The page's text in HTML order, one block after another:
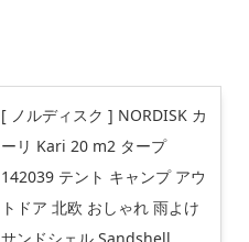
[ ノルディスク ] NORDISK カ
ーリ Kari 20 m2 タープ
142039 テント キャンプ アウ
トドア 北欧 おしゃれ 雨よけ